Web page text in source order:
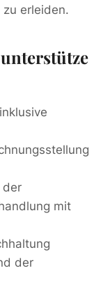
erleiden.
der
mit
der